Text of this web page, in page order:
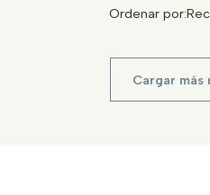
Ordenar por:
Cargar más